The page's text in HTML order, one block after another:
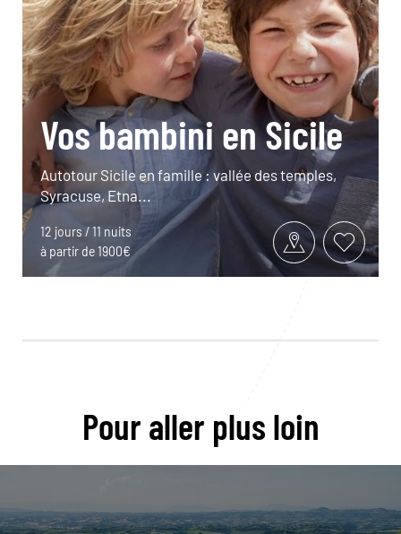
Vos bambini en Sicile
Autotour Sicile en famille : vallée des temples,
Syracuse, Etna...
12 jours / 11 nuits
à partir de 1900€
Pour aller plus loin